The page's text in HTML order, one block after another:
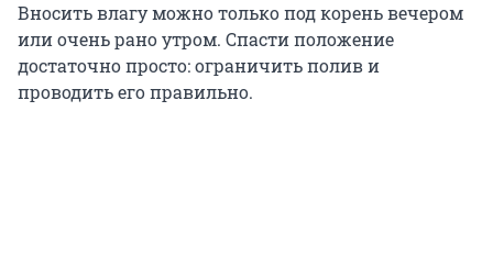
Вносить влагу можно только под корень вечером
или очень рано утром. Спасти положение
достаточно просто: ограничить полив и
проводить его правильно.